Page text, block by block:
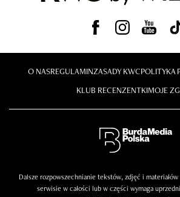
O NASREGULAMINZASADY KWCPOLITYKA
KLUB RECENZENTKIMOJE
Dalsze rozpowszechnianie tekstów, zdjęć i
serwisie w całości lub w części wymaga